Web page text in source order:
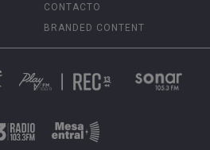
CONTACTO
BRANDED CONTENT